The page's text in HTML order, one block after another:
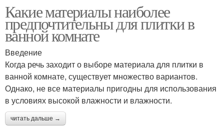
Какие материалы наиболее
предпочтительны для плитки в
ванной комнате
Введение
Когда речь заходит о выборе материала для плитки в
ванной комнате, существует множество вариантов.
Однако, не все материалы пригодны для использования
в условиях высокой влажности и влажности.
читать дальше →